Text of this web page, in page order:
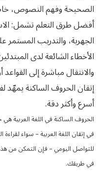
الصحيحة وفهم النصوص،
أفضل طرق التعلم تشمل:
الجهرية، والتدريب
الأخطاء الشائعة لدى
والانتقال مباشرة إلى القواعد
إتقان الحروف الساكنة يمهّد
أسرع وأكثر دقة.
الحروف الساكنة في اللغة العربية
في إتقان اللغة العربية – سواء
للتواصل اليومي – فإن التمكن من
في طريقك.